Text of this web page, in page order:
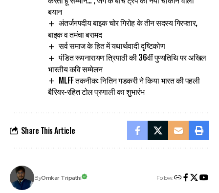
बयान
अंतर्जनपदीय बाइक चोर गिरोह के तीन सदस्य गिरफ्तार,
बाइक व तमंचा बरामद
सर्व समाज के हित में यथार्थवादी दृष्टिकोण
पंडित रूपनारायण त्रिपाठी की 36वीं पुण्यतिथि पर अखिल
भारतीय कवि सम्मेलन
MLFF तकनीक: नितिन गडकरी ने किया भारत की पहली
बैरियर-रहित टोल प्रणाली का शुभारंभ
Share This Article
ByOmkar Tripathi Follow: